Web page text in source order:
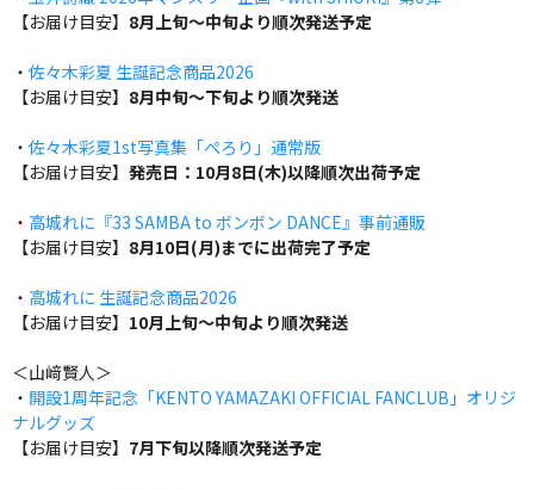
【お届け目安】 8月上旬～中旬より順次発送予定
・ 佐々木彩夏 生誕記念商品2026
【お届け目安】 8月中旬～下旬より順次発送
・ 佐々木彩夏1st写真集「ぺろり」通常版
【お届け目安】 発売日：10月8日(木)以降順次出荷予定
・ 高城れに『33 SAMBA to ボンボン DANCE』事前通販
【お届け目安】 8月10日(月)までに出荷完了予定
・ 高城れに 生誕記念商品2026
【お届け目安】 10月上旬～中旬より順次発送
＜山﨑賢人＞
・ 開設1周年記念「KENTO YAMAZAKI OFFICIAL FANCLUB」オリジ
ナルグッズ
【お届け目安】 7月下旬以降順次発送予定